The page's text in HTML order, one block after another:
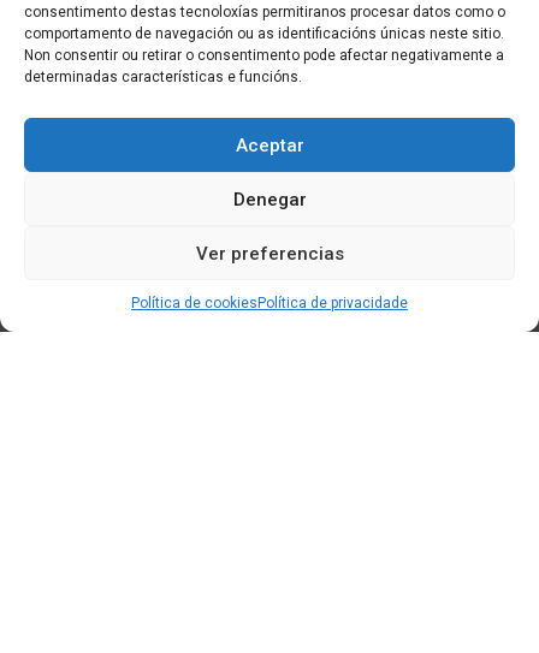
consentimento destas tecnoloxías permitiranos procesar datos como o
comportamento de navegación ou as identificacións únicas neste sitio.
Non consentir ou retirar o consentimento pode afectar negativamente a
determinadas características e funcións.
Aceptar
Denegar
Ver preferencias
Política de cookies Política de privacidade